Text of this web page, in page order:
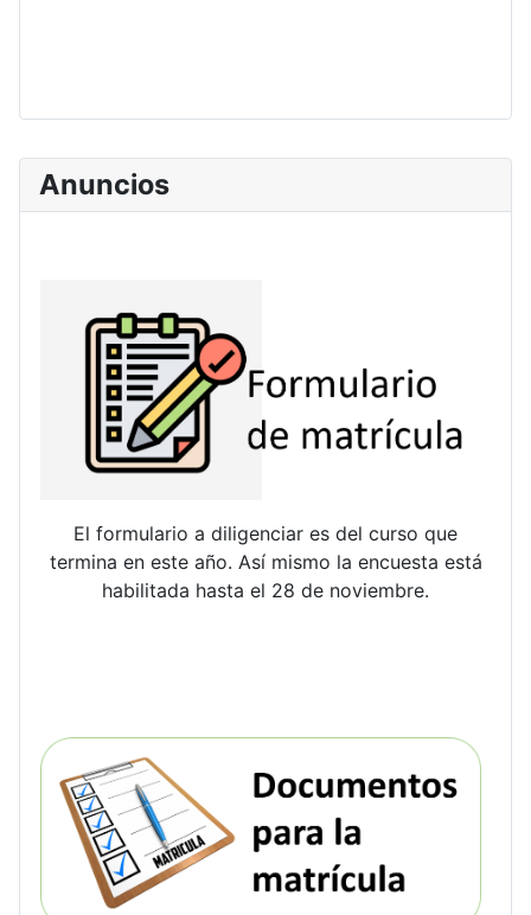
Anuncios
El formulario a diligenciar es del curso que
termina en este año. Así mismo la encuesta está
habilitada hasta el 28 de noviembre.